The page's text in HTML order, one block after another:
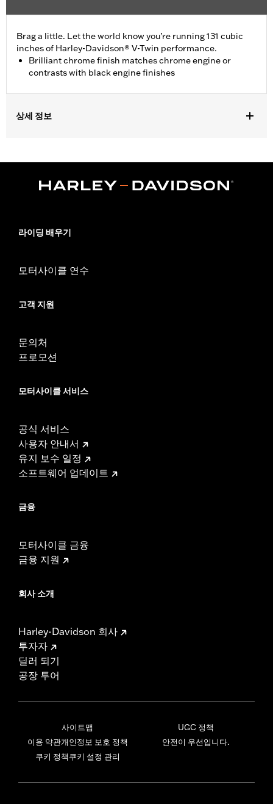
Brag a little. Let the world know you’re running 131 cubic
inches of Harley-Davidson® V-Twin performance.
Brilliant chrome finish matches chrome engine or
contrasts with black engine finishes
상세 정보
Primary Cover P/N 25700385 or 25700438.
Installation Instructions
WARRANTY: 1 year limited warranty – Go to
NOTES: Removing and installing engine covers may require
purchase of new gaskets. See dealer for information.
라이딩 배우기
모터사이클 연수
고객 지원
문의처
프로모션
모터사이클 서비스
공식 서비스
사용자 안내서
유지 보수 일정
소프트웨어 업데이트
금융
모터사이클 금융
금융 지원
회사 소개
Harley-Davidson 회사
투자자
딜러 되기
공장 투어
사이트맵
이용 약관개인정보 보호 정책
쿠키 정책쿠키 설정 관리
UGC 정책
안전이 우선입니다.